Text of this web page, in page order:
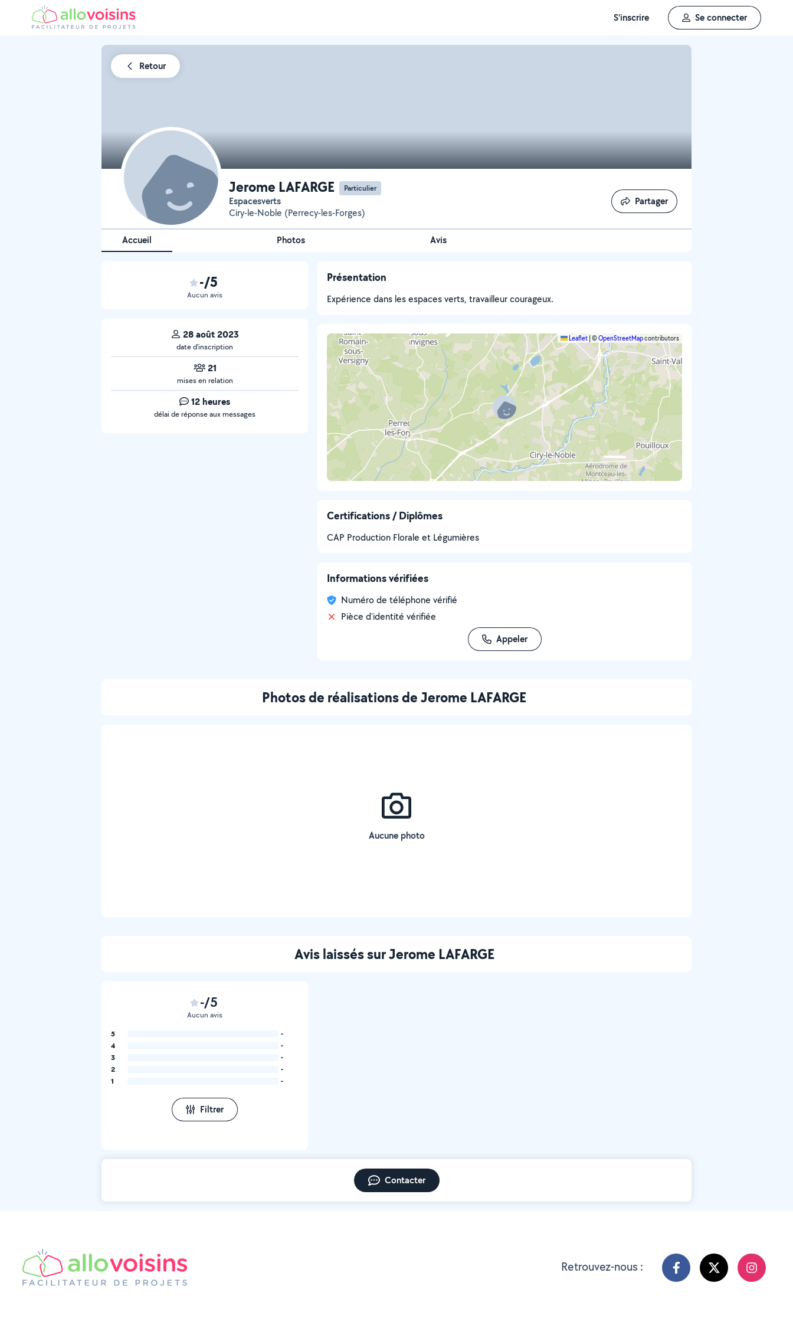
S'inscrire Se connecter
Retour
Jerome LAFARGE Particulier
Espacesverts
Ciry-le-Noble (Perrecy-les-Forges)
Partager
Partager
Accueil Photos Avis
-/5
Aucun avis
28 août 2023
date d’inscription
21
mises en relation
12 heures
délai de réponse aux messages
Présentation
Expérience dans les espaces verts, travailleur courageux.
Leaflet ©OpenStreetMapcontributors
Certifications / Diplômes
CAP Production Florale et Légumières
Informations vérifiées
Numéro de téléphone vérifié
Pièce d'identité vérifiée
Appeler
Photos de réalisations de Jerome LAFARGE
Aucune photo
Avis laissés sur Jerome LAFARGE
-/5
Aucun avis
5
-
4
-
3
-
2
-
1
-
Filtrer
Contacter
Retrouvez-nous :